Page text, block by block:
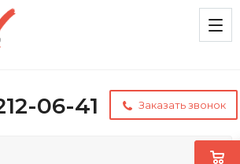
06-41 Заказать звонок